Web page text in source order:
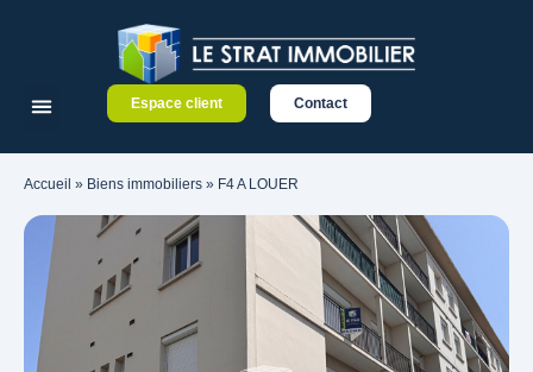
Espace client Contact
Accueil » Biens immobiliers » F4 A LOUER